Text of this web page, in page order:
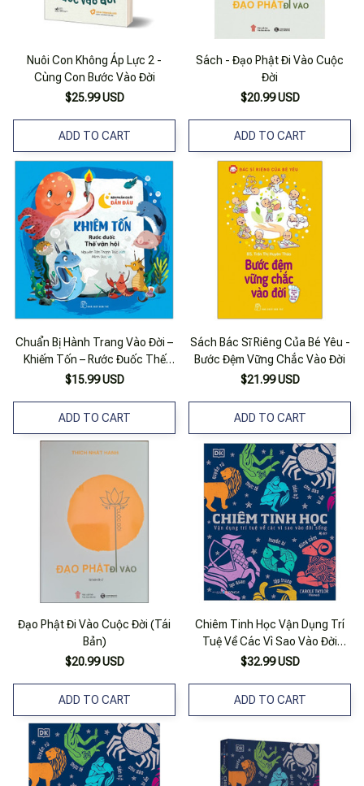
Nuôi Con Không Áp Lực 2 -
Cùng Con Bước Vào Đời
$25.99 USD
ADD TO CART
Sách - Đạo Phật Đi Vào Cuộc
Đời
$20.99 USD
ADD TO CART
Chuẩn Bị Hành Trang Vào Đời –
Khiếm Tốn – Rước Đuốc Thế
Vận Hội
$15.99 USD
ADD TO CART
Sách Bác Sĩ Riêng Của Bé Yêu -
Bước Đệm Vững Chắc Vào Đời
$21.99 USD
ADD TO CART
Đạo Phật Đi Vào Cuộc Đời (Tái
Bản)
$20.99 USD
ADD TO CART
Chiêm Tinh Học Vận Dụng Trí
Tuệ Về Các Vì Sao Vào Đời
Sống
$32.99 USD
ADD TO CART